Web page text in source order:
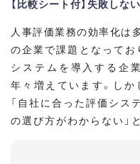
【比較シート付】失敗しな
人事評価業務の効率化は
の企業で課題となってお
システムを導入する企
年々増えています。しか
「自社に合った評価シス
の選び方がわからない」